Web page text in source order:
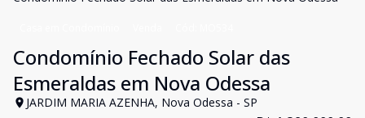
Condomínio Fechado Solar das
Esmeraldas em Nova Odessa
JARDIM MARIA AZENHA, Nova Odessa - SP